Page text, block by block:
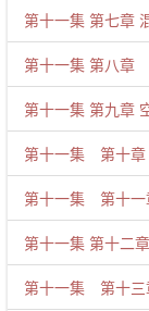
第十一集 第七章
第十一集 第八章
第十一集 第九章
第十一集 第十章
第十一集 第十一
第十一集 第十二
第十一集 第十